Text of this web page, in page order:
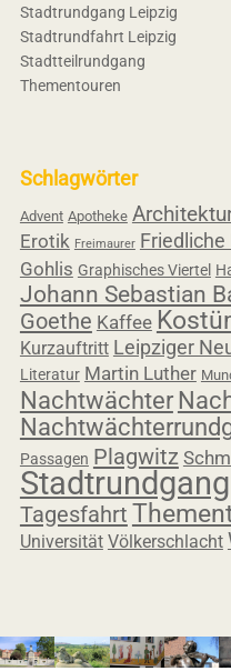
Stadtrundgang Leipzig
Stadtrundfahrt Leipzig
Stadtteilrundgang
Thementouren
Schlagwörter
Advent Apotheke
Erotik Freimaurer Friedliche
Gohlis Graphisches Viertel
Johann Sebastian
Goethe Kaffee
Kurzauftritt Leipziger
Literatur Martin Luther
Nachtwächter
Passagen Plagwitz
Stadtrundgang
Tagesfahrt
Universität Völkerschlacht